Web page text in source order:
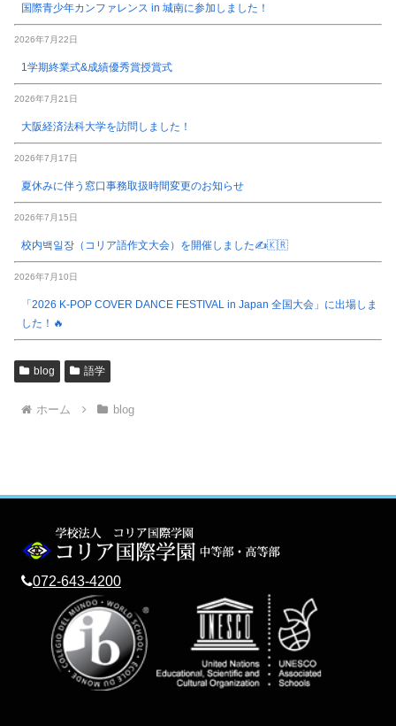
国際青少年カンファレンス in 城南に参加しました！
2026年7月22日
1学期終業式&成績優秀賞授賞式
2026年7月21日
大阪経済法科大学を訪問しました！
2026年7月17日
夏休みに伴う窓口事務取扱時間変更のお知らせ
2026年7月15日
校内백일장（コリア語作文大会）を開催しました✍️🇰🇷
2026年7月10日
「2026 K-POP COVER DANCE FESTIVAL in Japan 全国大会」に出場しま
した！🔥
blog 語学
ホーム blog
072-643-4200